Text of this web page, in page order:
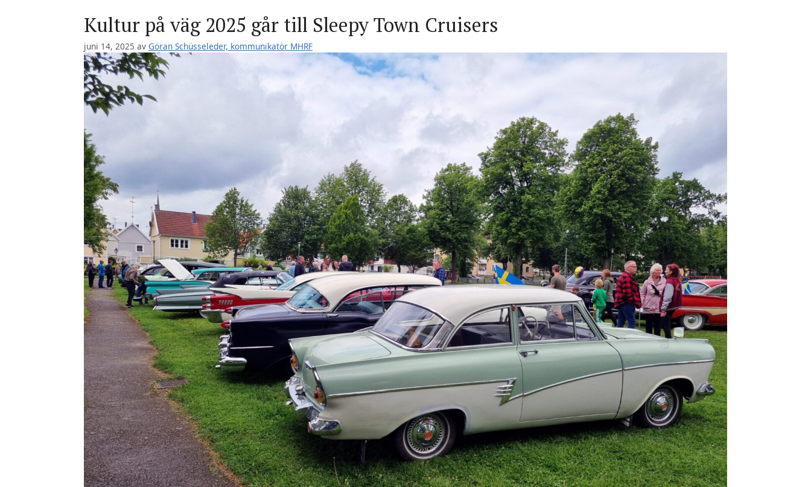
Kultur på väg 2025 går till Sleepy Town Cruisers
juni 14, 2025 av Göran Schüsseleder, kommunikatör MHRF